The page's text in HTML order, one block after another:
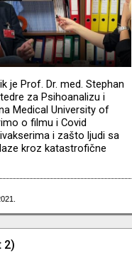
je Prof. Dr. med. Stephan
za Psihoanalizu i
Medical University of
o filmu i Covid
i zašto ljudi sa
kroz katastrofične
2)